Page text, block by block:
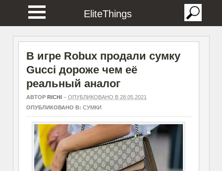
EliteThings
В игре Robux продали сумку
Gucci дороже чем её
реальный аналог
АВТОР RICHI– ОПУБЛИКОВАНО В 28.05.2021
ОПУБЛИКОВАНО В: СУМКИ